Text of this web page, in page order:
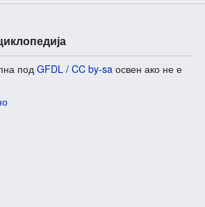
под GFDL / CC by-sa освен ако не е